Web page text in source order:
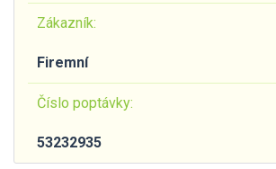
Zákazník:
Firemní
Číslo poptávky:
53232935